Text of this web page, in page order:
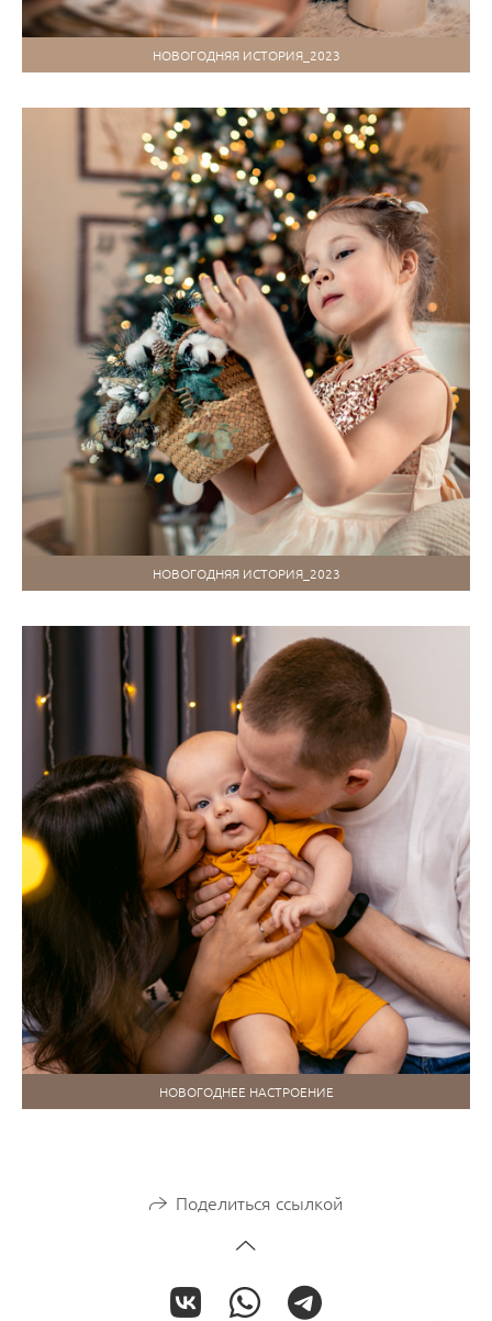
НОВОГОДНЯЯ ИСТОРИЯ_2023
НОВОГОДНЯЯ ИСТОРИЯ_2023
НОВОГОДНЕЕ НАСТРОЕНИЕ
Поделиться ссылкой